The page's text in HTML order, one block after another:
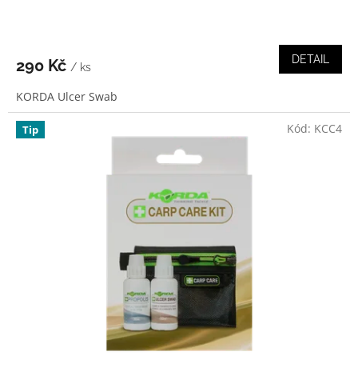
290 Kč / ks
DETAIL
KORDA Ulcer Swab
Tip Kód: KCC4